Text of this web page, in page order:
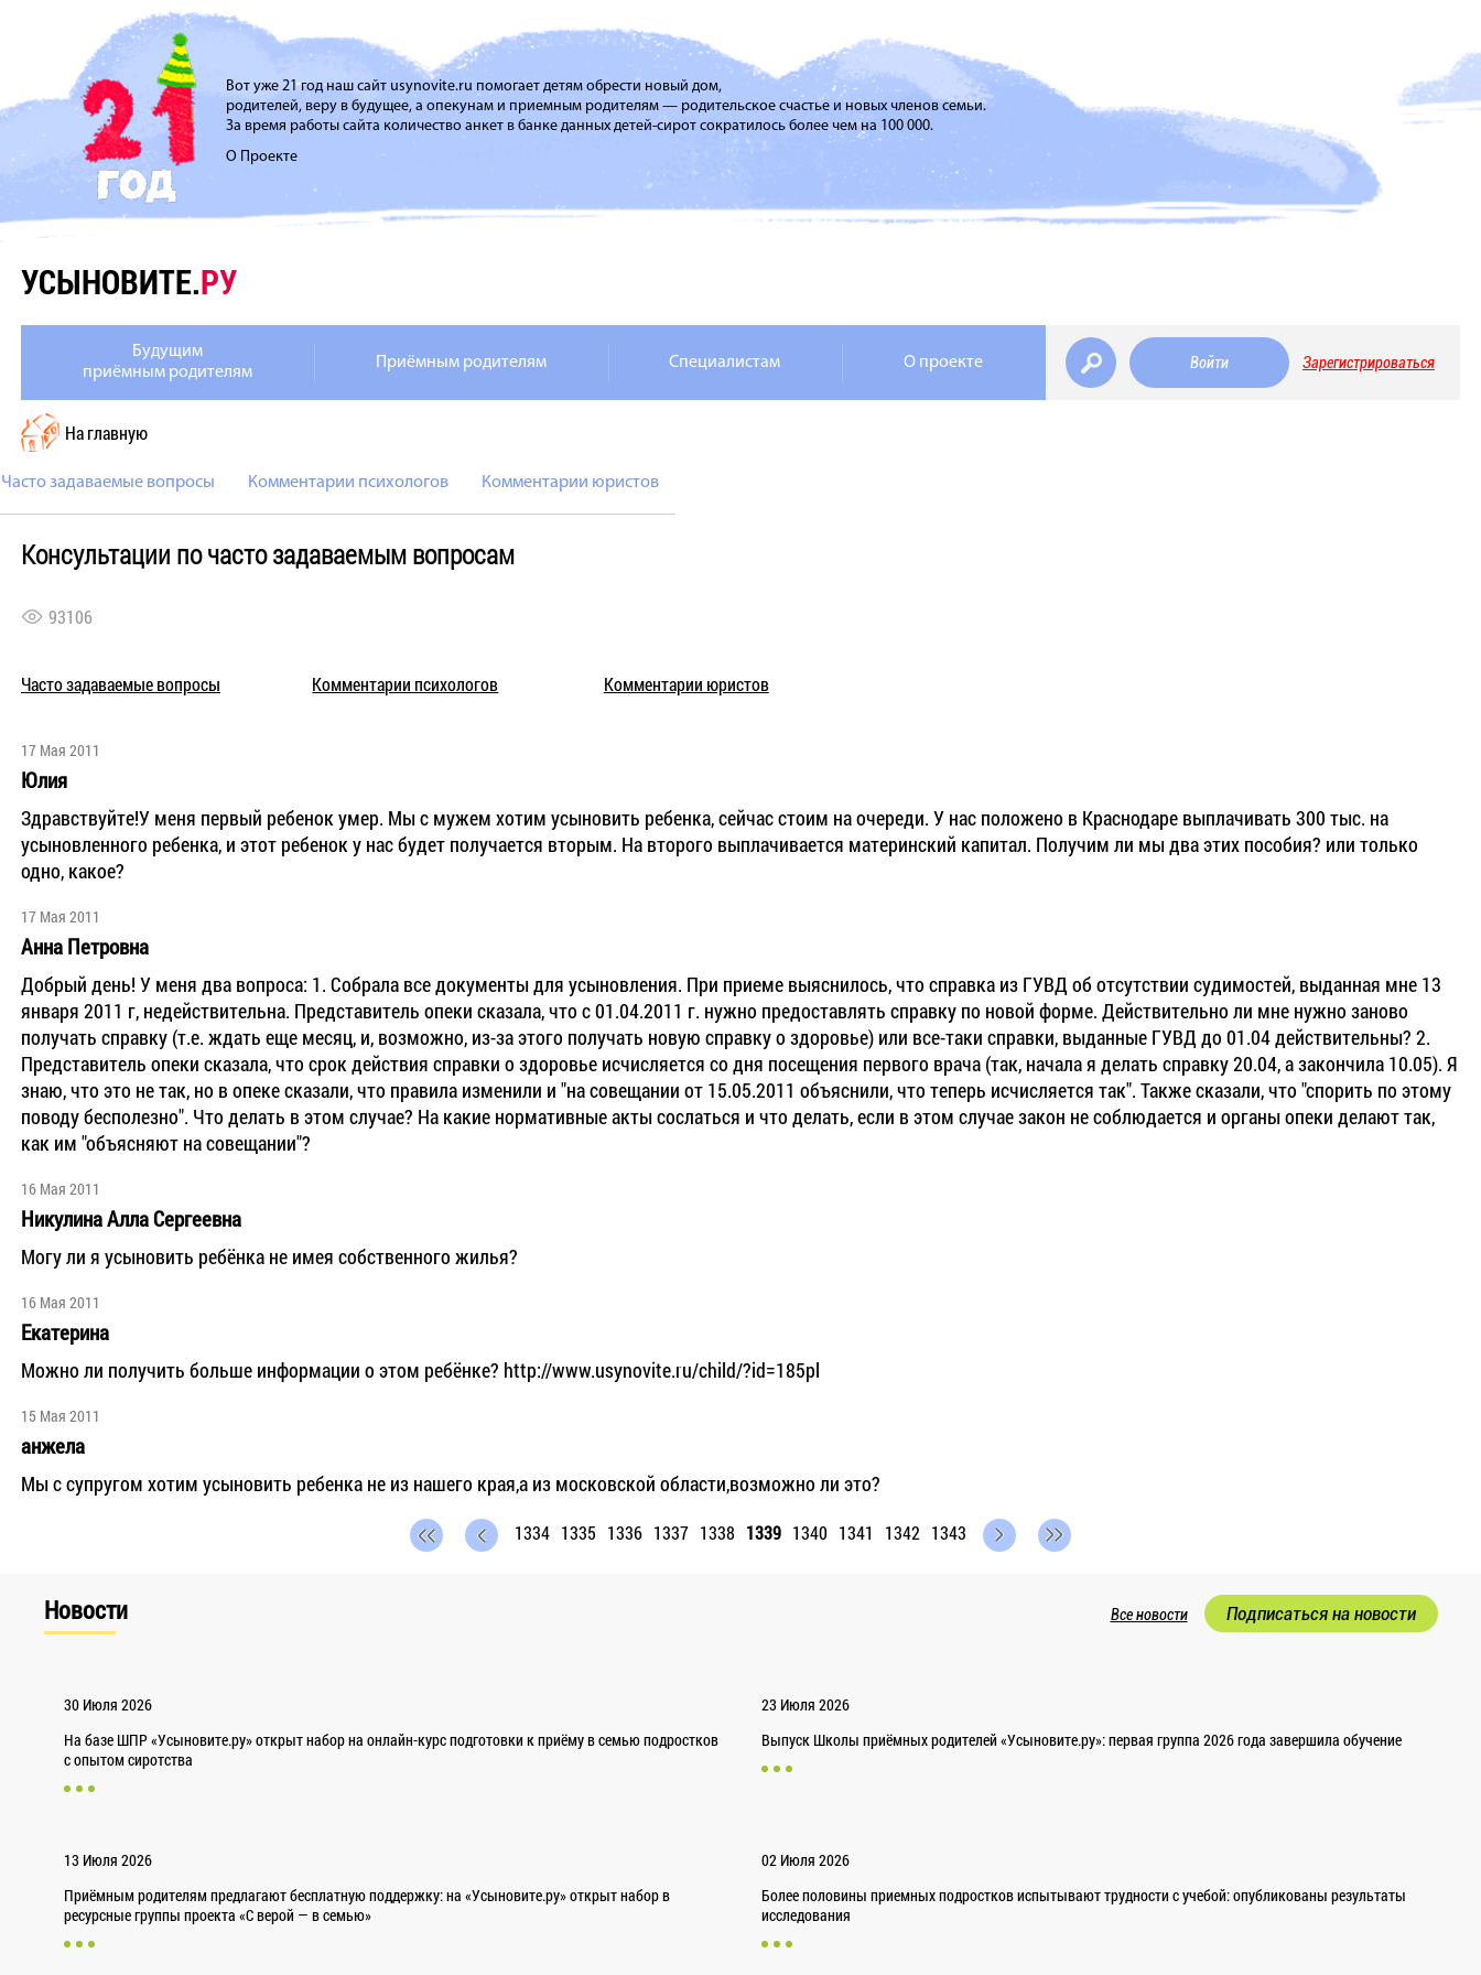
Вот уже 21 год наш сайт usynovite.ru помогает детям обрести новый дом,
родителей, веру в будущее, а опекунам и приемным родителям — родительское счастье и новых членов семьи.
За время работы сайта количество анкет в банке данных детей-сирот сократилось более чем на 100 000.
О Проекте
УСЫНОВИТЕ.РУ
Будущим
приёмным родителям
Приёмным родителям Специалистам О проекте Войти Зарегистрироваться
На главную
Часто задаваемые вопросы Комментарии психологов Комментарии юристов
Консультации по часто задаваемым вопросам
93106
Часто задаваемые вопросы Комментарии психологов Комментарии юристов
17 Мая 2011
Юлия
Здравствуйте!У меня первый ребенок умер. Мы с мужем хотим усыновить ребенка, сейчас стоим на очереди. У нас положено в Краснодаре выплачивать 300 тыс. на
усыновленного ребенка, и этот ребенок у нас будет получается вторым. На второго выплачивается материнский капитал. Получим ли мы два этих пособия? или только
одно, какое?
17 Мая 2011
Анна Петровна
Добрый день! У меня два вопроса: 1. Собрала все документы для усыновления. При приеме выяснилось, что справка из ГУВД об отсутствии судимостей, выданная мне 13
января 2011 г, недействительна. Представитель опеки сказала, что с 01.04.2011 г. нужно предоставлять справку по новой форме. Действительно ли мне нужно заново
получать справку (т.е. ждать еще месяц, и, возможно, из-за этого получать новую справку о здоровье) или все-таки справки, выданные ГУВД до 01.04 действительны? 2.
Представитель опеки сказала, что срок действия справки о здоровье исчисляется со дня посещения первого врача (так, начала я делать справку 20.04, а закончила 10.05). Я
знаю, что это не так, но в опеке сказали, что правила изменили и "на совещании от 15.05.2011 объяснили, что теперь исчисляется так". Также сказали, что "спорить по этому
поводу бесполезно". Что делать в этом случае? На какие нормативные акты сослаться и что делать, если в этом случае закон не соблюдается и органы опеки делают так,
как им "объясняют на совещании"?
16 Мая 2011
Никулина Алла Сергеевна
Могу ли я усыновить ребёнка не имея собственного жилья?
16 Мая 2011
Екатерина
Можно ли получить больше информации о этом ребёнке? http://www.usynovite.ru/child/?id=185pl
15 Мая 2011
анжела
Мы с супругом хотим усыновить ребенка не из нашего края,а из московской области,возможно ли это?
1334 1335 1336 1337 1338 1339 1340 1341 1342 1343
Новости Все новости Подписаться на новости
30 Июля 2026
На базе ШПР «Усыновите.ру» открыт набор на онлайн-курс подготовки к приёму в семью подростков
с опытом сиротства
23 Июля 2026
Выпуск Школы приёмных родителей «Усыновите.ру»: первая группа 2026 года завершила обучение
13 Июля 2026
Приёмным родителям предлагают бесплатную поддержку: на «Усыновите.ру» открыт набор в
ресурсные группы проекта «С верой — в семью»
02 Июля 2026
Более половины приемных подростков испытывают трудности с учебой: опубликованы результаты
исследования